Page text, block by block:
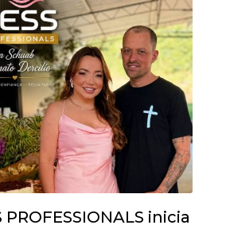
PROFESSIONALS inicia